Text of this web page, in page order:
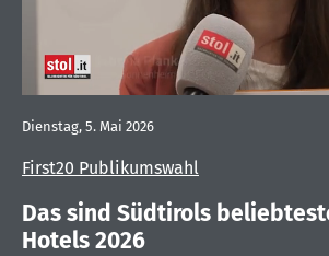
seconds
of
minutes,
seconds
First20 Publikumswahl
Dienstag, 5. Mai 2026
Das sind Südtirols
Hotels 2026